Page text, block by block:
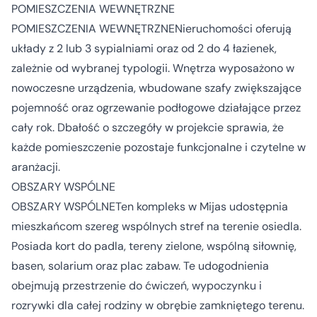
POMIESZCZENIA WEWNĘTRZNE
POMIESZCZENIA WEWNĘTRZNENieruchomości oferują
układy z 2 lub 3 sypialniami oraz od 2 do 4 łazienek,
zależnie od wybranej typologii. Wnętrza wyposażono w
nowoczesne urządzenia, wbudowane szafy zwiększające
pojemność oraz ogrzewanie podłogowe działające przez
cały rok. Dbałość o szczegóły w projekcie sprawia, że
każde pomieszczenie pozostaje funkcjonalne i czytelne w
aranżacji.
OBSZARY WSPÓLNE
OBSZARY WSPÓLNETen kompleks w Mijas udostępnia
mieszkańcom szereg wspólnych stref na terenie osiedla.
Posiada kort do padla, tereny zielone, wspólną siłownię,
basen, solarium oraz plac zabaw. Te udogodnienia
obejmują przestrzenie do ćwiczeń, wypoczynku i
rozrywki dla całej rodziny w obrębie zamkniętego terenu.